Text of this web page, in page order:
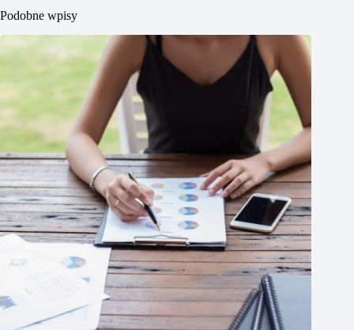
Podobne wpisy